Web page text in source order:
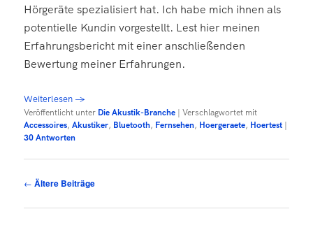
Hörgeräte spezialisiert hat. Ich habe mich ihnen als
potentielle Kundin vorgestellt. Lest hier meinen
Erfahrungsbericht mit einer anschließenden
Bewertung meiner Erfahrungen.
Weiterlesen→
Veröffentlicht unter Die Akustik-Branche |Verschlagwortet mit
Accessoires,Akustiker, Bluetooth, Fernsehen, Hoergeraete, Hoertest |
30Antworten
Beitragsnavigation
← Ältere Beiträge